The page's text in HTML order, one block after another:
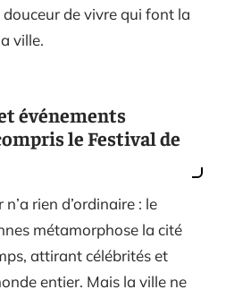
de vivre qui font la
ville.
événements
le Festival de
rien d’ordinaire : le
métamorphose la cité
attirant célébrités et
entier. Mais la ville ne